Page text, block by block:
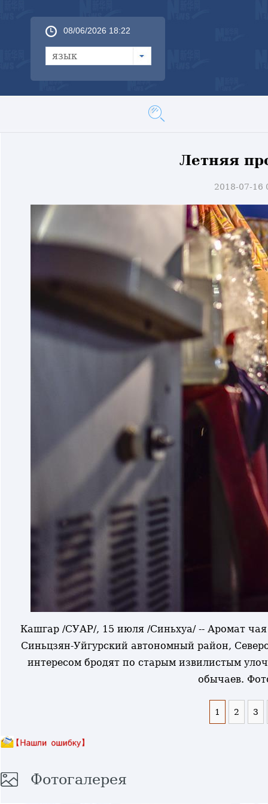
08/06/2026 18:22
язык
Летняя
2018-07-16
Кашгар /СУАР/, 15 июля /Синьхуа/ -- Аромат
Синьцзян-Уйгурский автономный район,
интересом бродят по старым извилистым
обычаев.
1 2 3
Фотогалерея